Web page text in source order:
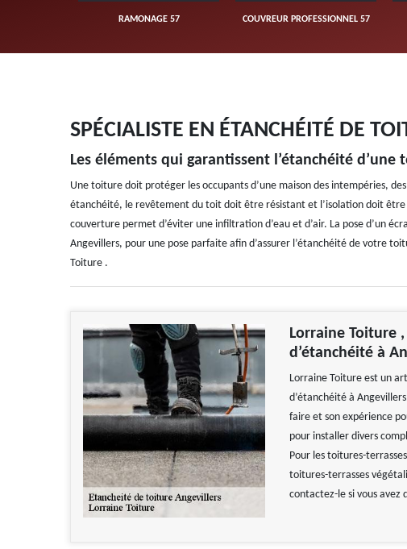
RAMONAGE 57 COUVREUR PROFESSIONNEL 57
SPÉCIALISTE EN ÉTANCHÉITÉ DE
Les éléments qui garantissent l’étanchéité d’une
Une toiture doit protéger les occupants d’une maison des intempéries,
étanchéité, le revêtement du toit doit être résistant et l’isolation doit être
couverture permet d’éviter une infiltration d’eau et d’air. La pose d’un
Angevillers, pour une pose parfaite afin d’assurer l’étanchéité de votre
Toiture .
Lorraine Toiture
d’étanchéité à
Lorraine Toiture est un
d’étanchéité à
faire et son expérience
pour installer divers
Pour les toitures-
toitures-terrasses
contactez-le si vous avez